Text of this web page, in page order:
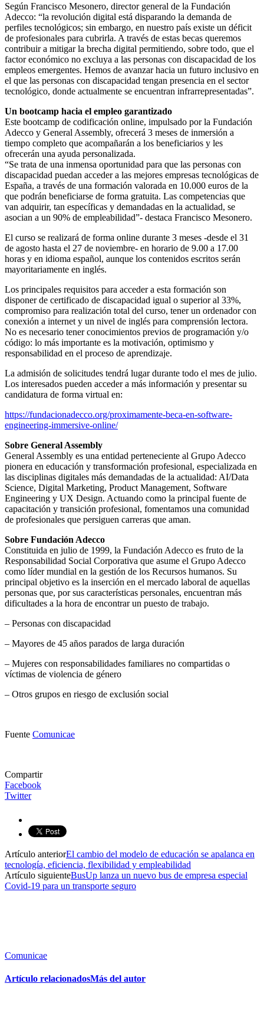
Según Francisco Mesonero, director general de la Fundación
Adecco: “la revolución digital está disparando la demanda de
perfiles tecnológicos; sin embargo, en nuestro país existe un déficit
de profesionales para cubrirla. A través de estas becas queremos
contribuir a mitigar la brecha digital permitiendo, sobre todo, que el
factor económico no excluya a las personas con discapacidad de los
empleos emergentes. Hemos de avanzar hacia un futuro inclusivo en
el que las personas con discapacidad tengan presencia en el sector
tecnológico, donde actualmente se encuentran infrarrepresentadas”.
Un bootcamp hacia el empleo garantizado
Este bootcamp de codificación online, impulsado por la Fundación
Adecco y General Assembly, ofrecerá 3 meses de inmersión a
tiempo completo que acompañarán a los beneficiarios y les
ofrecerán una ayuda personalizada.
“Se trata de una inmensa oportunidad para que las personas con
discapacidad puedan acceder a las mejores empresas tecnológicas de
España, a través de una formación valorada en 10.000 euros de la
que podrán beneficiarse de forma gratuita. Las competencias que
van adquirir, tan específicas y demandadas en la actualidad, se
asocian a un 90% de empleabilidad”- destaca Francisco Mesonero.
El curso se realizará de forma online durante 3 meses -desde el 31
de agosto hasta el 27 de noviembre- en horario de 9.00 a 17.00
horas y en idioma español, aunque los contenidos escritos serán
mayoritariamente en inglés.
Los principales requisitos para acceder a esta formación son
disponer de certificado de discapacidad igual o superior al 33%,
compromiso para realización total del curso, tener un ordenador con
conexión a internet y un nivel de inglés para comprensión lectora.
No es necesario tener conocimientos previos de programación y/o
código: lo más importante es la motivación, optimismo y
responsabilidad en el proceso de aprendizaje.
La admisión de solicitudes tendrá lugar durante todo el mes de julio.
Los interesados pueden acceder a más información y presentar su
candidatura de forma virtual en:
https://fundacionadecco.org/proximamente-beca-en-software-
engineering-immersive-online/
Sobre General Assembly
General Assembly es una entidad perteneciente al Grupo Adecco
pionera en educación y transformación profesional, especializada en
las disciplinas digitales más demandadas de la actualidad: AI/Data
Science, Digital Marketing, Product Management, Software
Engineering y UX Design. Actuando como la principal fuente de
capacitación y transición profesional, fomentamos una comunidad
de profesionales que persiguen carreras que aman.
Sobre Fundación Adecco
Constituida en julio de 1999, la Fundación Adecco es fruto de la
Responsabilidad Social Corporativa que asume el Grupo Adecco
como líder mundial en la gestión de los Recursos humanos. Su
principal objetivo es la inserción en el mercado laboral de aquellas
personas que, por sus características personales, encuentran más
dificultades a la hora de encontrar un puesto de trabajo.
– Personas con discapacidad
– Mayores de 45 años parados de larga duración
– Mujeres con responsabilidades familiares no compartidas o
víctimas de violencia de género
– Otros grupos en riesgo de exclusión social
Fuente Comunicae
Compartir
Facebook
Twitter
Artículo anteriorEl cambio del modelo de educación se apalanca en
tecnología, eficiencia, flexibilidad y empleabilidad
Artículo siguienteBusUp lanza un nuevo bus de empresa especial
Covid-19 para un transporte seguro
Comunicae
Artículo relacionadosMás del autor